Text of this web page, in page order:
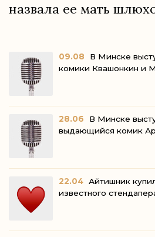
назвала ее мать
09.08
В Минске
комики
28.06
В Минске
выдающийся комик
22.04 Айтишник
известного